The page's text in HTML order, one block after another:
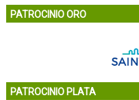
PATROCINIO ORO
PATROCINIO PLATA